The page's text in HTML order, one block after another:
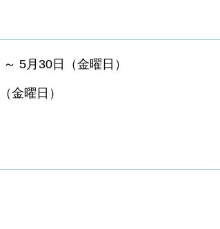
5月30日（金曜日）
金曜日）